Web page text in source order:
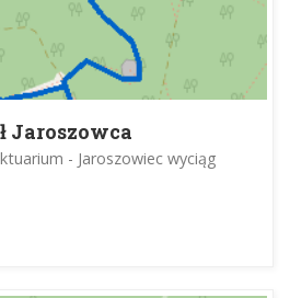
Jaroszowca
- Jaroszowiec wyciąg